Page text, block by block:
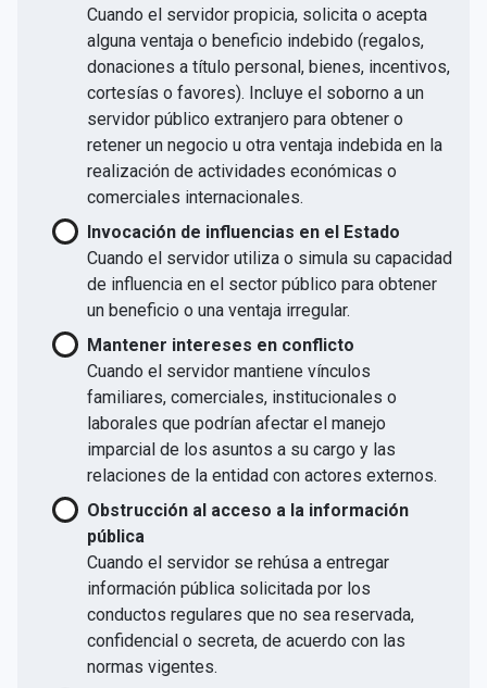
Cuando el servidor propicia, solicita o acepta
alguna ventaja o beneficio indebido (regalos,
donaciones a título personal, bienes, incentivos,
cortesías o favores). Incluye el soborno a un
servidor público extranjero para obtener o
retener un negocio u otra ventaja indebida en la
realización de actividades económicas o
comerciales internacionales.
Invocación de influencias en el Estado
Cuando el servidor utiliza o simula su capacidad
de influencia en el sector público para obtener
un beneficio o una ventaja irregular.
Mantener intereses en conflicto
Cuando el servidor mantiene vínculos
familiares, comerciales, institucionales o
laborales que podrían afectar el manejo
imparcial de los asuntos a su cargo y las
relaciones de la entidad con actores externos.
Obstrucción al acceso a la información
pública
Cuando el servidor se rehúsa a entregar
información pública solicitada por los
conductos regulares que no sea reservada,
confidencial o secreta, de acuerdo con las
normas vigentes.